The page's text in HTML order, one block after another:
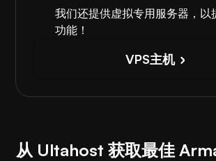
我们还提供虚拟专用服务器，以
功能！
VPS主机
从 Ultahost 获取最佳